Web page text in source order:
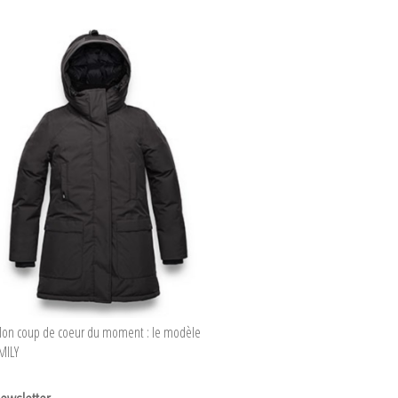
coup de coeur du moment : le modèle